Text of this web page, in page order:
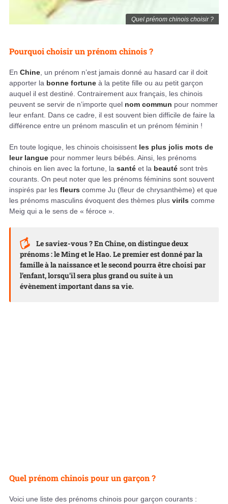
Quel prénom chinois choisir ?
Pourquoi choisir un prénom chinois ?
En Chine , un prénom n’est jamais donné au hasard car il doit
apporter la bonne fortune à la petite fille ou au petit garçon
auquel il est destiné. Contrairement aux français, les chinois
peuvent se servir de n’importe quel nom commun pour nommer
leur enfant. Dans ce cadre, il est souvent bien difficile de faire la
différence entre un prénom masculin et un prénom féminin !
En toute logique, les chinois choisissent les plus jolis mots de
leur langue pour nommer leurs bébés. Ainsi, les prénoms
chinois en lien avec la fortune, la santé et la beauté sont très
courants. On peut noter que les prénoms féminins sont souvent
inspirés par les fleurs comme Ju (fleur de chrysanthème) et que
les prénoms masculins évoquent des thèmes plus virils comme
Meig qui a le sens de « féroce ».
Le saviez-vous ? En Chine, on distingue deux
prénoms : le Ming et le Hao. Le premier est donné par la
famille à la naissance et le second pourra être choisi par
l’enfant, lorsqu’il sera plus grand ou suite à un
évènement important dans sa vie.
Quel prénom chinois pour un garçon ?
Voici une liste des prénoms chinois pour garçon courants :